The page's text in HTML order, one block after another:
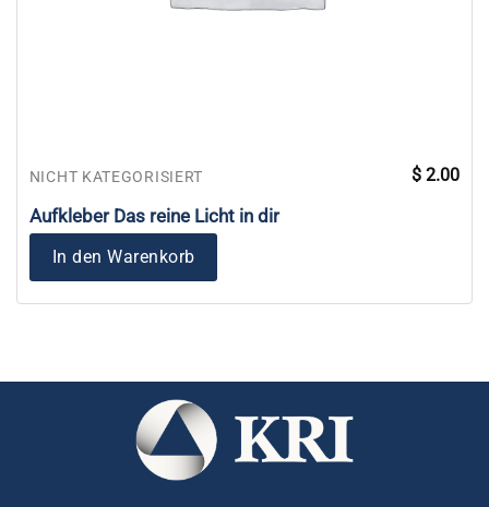
NICHT KATEGORISIERT
Aufkleber Das reine Licht in dir
$ 2.00
In den Warenkorb